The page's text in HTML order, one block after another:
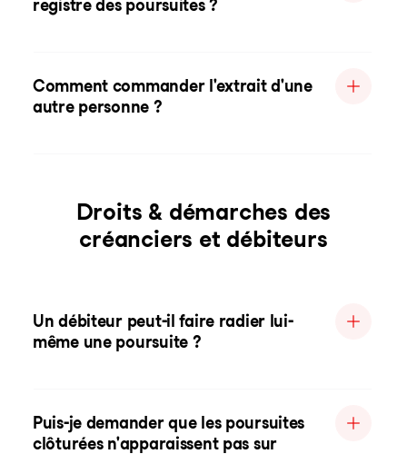
registre des poursuites ?
Comment commander l'extrait d'une
autre personne ?
Droits & démarches des
créanciers et débiteurs
Un débiteur peut-il faire radier lui-
même une poursuite ?
Puis-je demander que les poursuites
clôturées n'apparaissent pas sur